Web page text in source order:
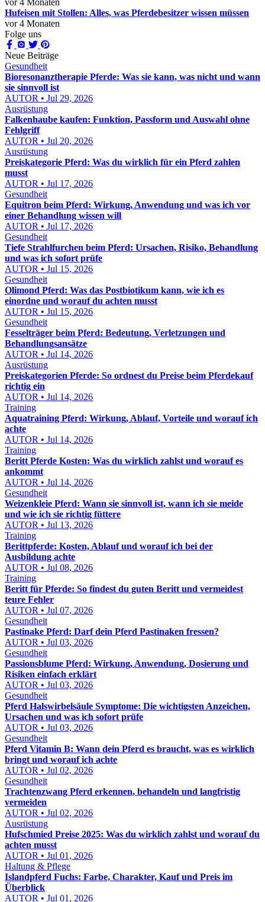
vor 4 Monaten
Hufeisen mit Stollen: Alles, was Pferdebesitzer wissen müssen
vor 4 Monaten
Folge uns
Neue Beiträge
Gesundheit
Bioresonanztherapie Pferde: Was sie kann, was nicht und wann
sie sinnvoll ist
AUTOR • Jul 29, 2026
Ausrüstung
Falkenhaube kaufen: Funktion, Passform und Auswahl ohne
Fehlgriff
AUTOR • Jul 20, 2026
Ausrüstung
Preiskategorie Pferd: Was du wirklich für ein Pferd zahlen
musst
AUTOR • Jul 17, 2026
Gesundheit
Equitron beim Pferd: Wirkung, Anwendung und was ich vor
einer Behandlung wissen will
AUTOR • Jul 17, 2026
Gesundheit
Tiefe Strahlfurchen beim Pferd: Ursachen, Risiko, Behandlung
und was ich sofort prüfe
AUTOR • Jul 15, 2026
Gesundheit
Olimond Pferd: Was das Postbiotikum kann, wie ich es
einordne und worauf du achten musst
AUTOR • Jul 15, 2026
Gesundheit
Fesselträger beim Pferd: Bedeutung, Verletzungen und
Behandlungsansätze
AUTOR • Jul 14, 2026
Ausrüstung
Preiskategorien Pferde: So ordnest du Preise beim Pferdekauf
richtig ein
AUTOR • Jul 14, 2026
Training
Aquatraining Pferd: Wirkung, Ablauf, Vorteile und worauf ich
achte
AUTOR • Jul 14, 2026
Training
Beritt Pferde Kosten: Was du wirklich zahlst und worauf es
ankommt
AUTOR • Jul 14, 2026
Gesundheit
Weizenkleie Pferd: Wann sie sinnvoll ist, wann ich sie meide
und wie ich sie richtig füttere
AUTOR • Jul 13, 2026
Training
Berittpferde: Kosten, Ablauf und worauf ich bei der
Ausbildung achte
AUTOR • Jul 08, 2026
Training
Beritt für Pferde: So findest du guten Beritt und vermeidest
teure Fehler
AUTOR • Jul 07, 2026
Gesundheit
Pastinake Pferd: Darf dein Pferd Pastinaken fressen?
AUTOR • Jul 03, 2026
Gesundheit
Passionsblume Pferd: Wirkung, Anwendung, Dosierung und
Risiken einfach erklärt
AUTOR • Jul 03, 2026
Gesundheit
Pferd Halswirbelsäule Symptome: Die wichtigsten Anzeichen,
Ursachen und was ich sofort prüfe
AUTOR • Jul 03, 2026
Gesundheit
Pferd Vitamin B: Wann dein Pferd es braucht, was es wirklich
bringt und worauf ich achte
AUTOR • Jul 02, 2026
Gesundheit
Trachtenzwang Pferd erkennen, behandeln und langfristig
vermeiden
AUTOR • Jul 02, 2026
Ausrüstung
Hufschmied Preise 2025: Was du wirklich zahlst und worauf du
achten musst
AUTOR • Jul 01, 2026
Haltung & Pflege
Islandpferd Fuchs: Farbe, Charakter, Kauf und Preis im
Überblick
AUTOR • Jul 01, 2026